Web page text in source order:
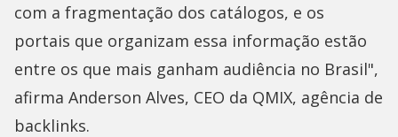
com a fragmentação dos catálogos, e os
portais que organizam essa informação estão
entre os que mais ganham audiência no Brasil",
afirma Anderson Alves, CEO da QMIX, agência de
backlinks.